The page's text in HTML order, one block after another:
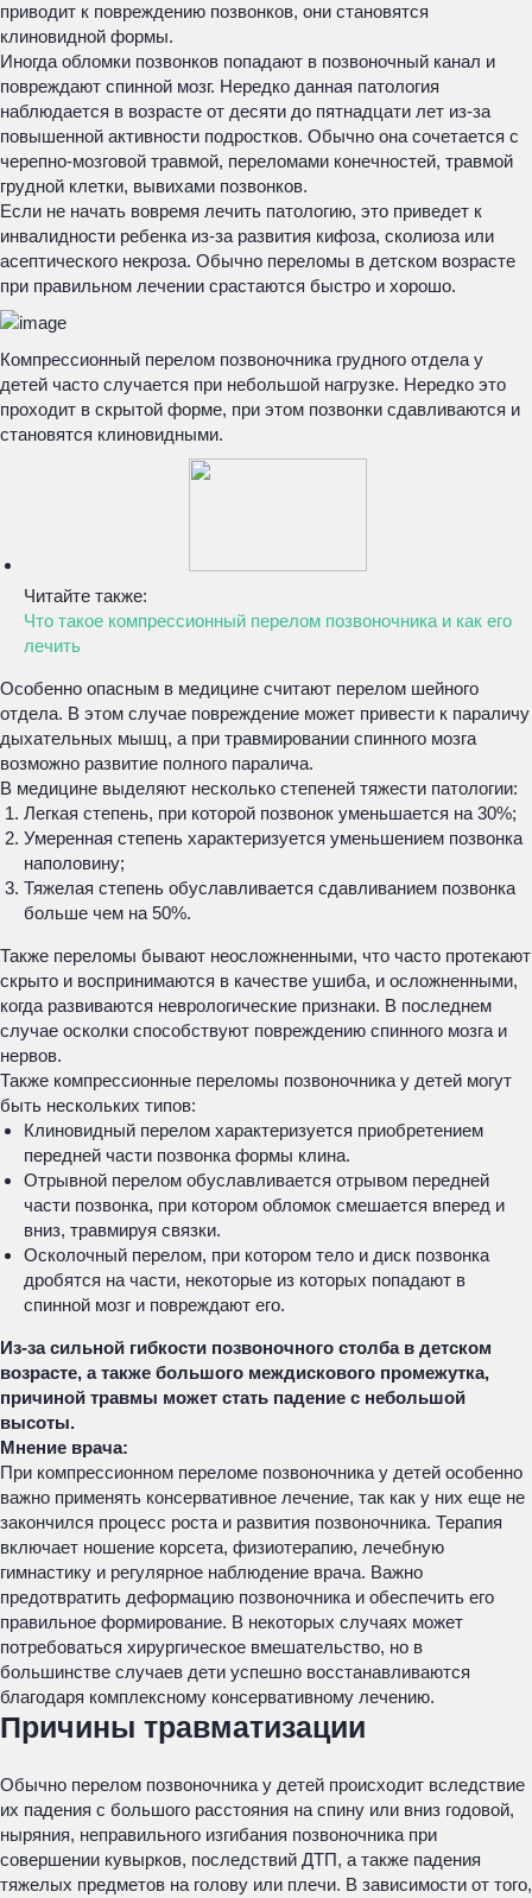
приводит к повреждению позвонков, они становятся
клиновидной формы.
Иногда обломки позвонков попадают в позвоночный канал и
повреждают спинной мозг. Нередко данная патология
наблюдается в возрасте от десяти до пятнадцати лет из-за
повышенной активности подростков. Обычно она сочетается с
черепно-мозговой травмой, переломами конечностей, травмой
грудной клетки, вывихами позвонков.
Если не начать вовремя лечить патологию, это приведет к
инвалидности ребенка из-за развития кифоза, сколиоза или
асептического некроза. Обычно переломы в детском возрасте
при правильном лечении срастаются быстро и хорошо.
Компрессионный перелом позвоночника грудного отдела у
детей часто случается при небольшой нагрузке. Нередко это
проходит в скрытой форме, при этом позвонки сдавливаются и
становятся клиновидными.
Читайте также:
Что такое компрессионный перелом позвоночника и как его
лечить
Особенно опасным в медицине считают перелом шейного
отдела. В этом случае повреждение может привести к параличу
дыхательных мышц, а при травмировании спинного мозга
возможно развитие полного паралича.
В медицине выделяют несколько степеней тяжести патологии:
Легкая степень, при которой позвонок уменьшается на 30%;
Умеренная степень характеризуется уменьшением позвонка
наполовину;
Тяжелая степень обуславливается сдавливанием позвонка
больше чем на 50%.
Также переломы бывают неосложненными, что часто протекают
скрыто и воспринимаются в качестве ушиба, и осложненными,
когда развиваются неврологические признаки. В последнем
случае осколки способствуют повреждению спинного мозга и
нервов.
Также компрессионные переломы позвоночника у детей могут
быть нескольких типов:
Клиновидный перелом характеризуется приобретением
передней части позвонка формы клина.
Отрывной перелом обуславливается отрывом передней
части позвонка, при котором обломок смешается вперед и
вниз, травмируя связки.
Осколочный перелом, при котором тело и диск позвонка
дробятся на части, некоторые из которых попадают в
спинной мозг и повреждают его.
Из-за сильной гибкости позвоночного столба в детском
возрасте, а также большого междискового промежутка,
причиной травмы может стать падение с небольшой
высоты.
Мнение врача:
При компрессионном переломе позвоночника у детей особенно
важно применять консервативное лечение, так как у них еще не
закончился процесс роста и развития позвоночника. Терапия
включает ношение корсета, физиотерапию, лечебную
гимнастику и регулярное наблюдение врача. Важно
предотвратить деформацию позвоночника и обеспечить его
правильное формирование. В некоторых случаях может
потребоваться хирургическое вмешательство, но в
большинстве случаев дети успешно восстанавливаются
благодаря комплексному консервативному лечению.
Причины травматизации
Обычно перелом позвоночника у детей происходит вследствие
их падения с большого расстояния на спину или вниз годовой,
ныряния, неправильного изгибания позвоночника при
совершении кувырков, последствий ДТП, а также падения
тяжелых предметов на голову или плечи. В зависимости от того,